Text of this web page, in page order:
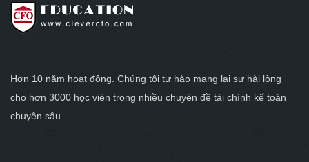
Hơn 10 năm hoạt động. Chúng tôi tự hào mang lại sự hài lòng
cho hơn 3000 học viên trong nhiều chuyên đề tài chính kế toán
chuyên sâu.